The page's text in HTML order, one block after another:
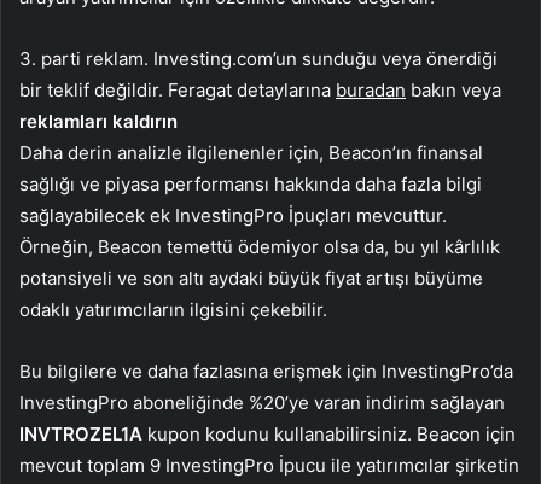
3. parti reklam. Investing.com’un sunduğu veya önerdiği
bir teklif değildir. Feragat detaylarına buradan bakın veya
reklamları kaldırın
Daha derin analizle ilgilenenler için, Beacon’ın finansal
sağlığı ve piyasa performansı hakkında daha fazla bilgi
sağlayabilecek ek InvestingPro İpuçları mevcuttur.
Örneğin, Beacon temettü ödemiyor olsa da, bu yıl kârlılık
potansiyeli ve son altı aydaki büyük fiyat artışı büyüme
odaklı yatırımcıların ilgisini çekebilir.
Bu bilgilere ve daha fazlasına erişmek için InvestingPro’da
InvestingPro aboneliğinde %20’ye varan indirim sağlayan
INVTROZEL1A kupon kodunu kullanabilirsiniz. Beacon için
mevcut toplam 9 InvestingPro İpucu ile yatırımcılar şirketin